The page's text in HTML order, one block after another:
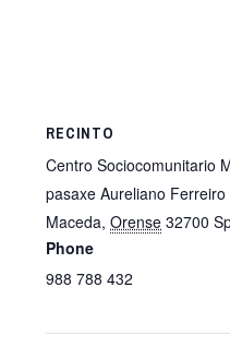
RECINTO
Centro Sociocomunitario
pasaxe Aureliano Ferreiro
Maceda, Orense 32700
Phone
988 788 432